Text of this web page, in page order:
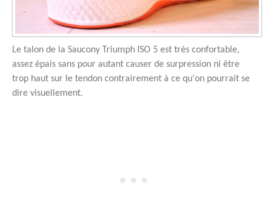
Le talon de la Saucony Triumph ISO 5 est très confortable,
assez épais sans pour autant causer de surpression ni être
trop haut sur le tendon contrairement à ce qu'on pourrait se
dire visuellement.